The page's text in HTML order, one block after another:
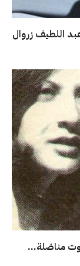
اللطيف زروال
مناضلة…